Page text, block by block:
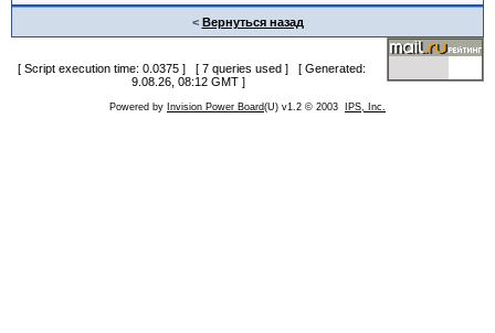
< Вернуться назад
[ Script execution time: 0.0375 ] [ 7 queries used ] [ Generated:
9.08.26, 08:12 GMT ]
Powered by Invision Power Board(U) v1.2 © 2003 IPS, Inc.